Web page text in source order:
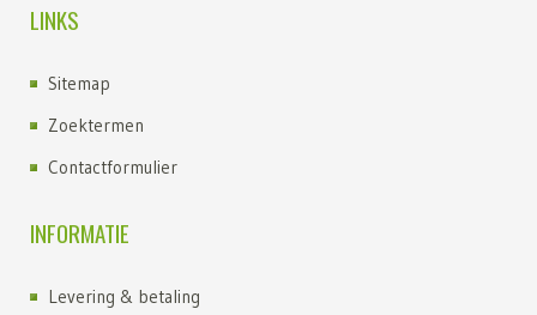
LINKS
Sitemap
Zoektermen
Contactformulier
INFORMATIE
Levering & betaling